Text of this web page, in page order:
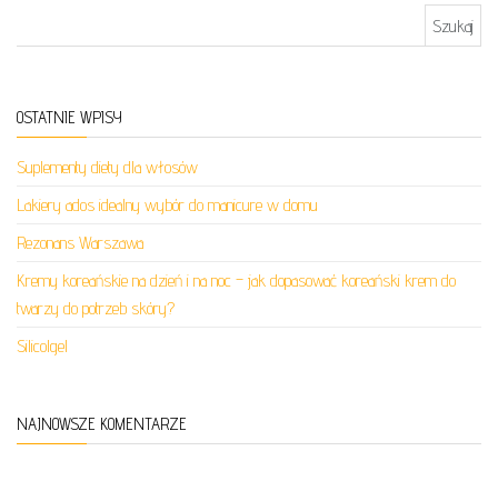
OSTATNIE WPISY
Suplementy diety dla włosów
Lakiery ados idealny wybór do manicure w domu
Rezonans Warszawa
Kremy koreańskie na dzień i na noc – jak dopasować koreański krem do
twarzy do potrzeb skóry?
Silicolgel
NAJNOWSZE KOMENTARZE